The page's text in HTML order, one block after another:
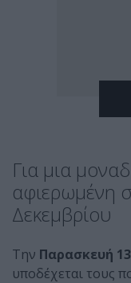
Για μια
αφιερωμένη
Δεκεμβρίου
Την Παρασκευή
υποδέχεται τους